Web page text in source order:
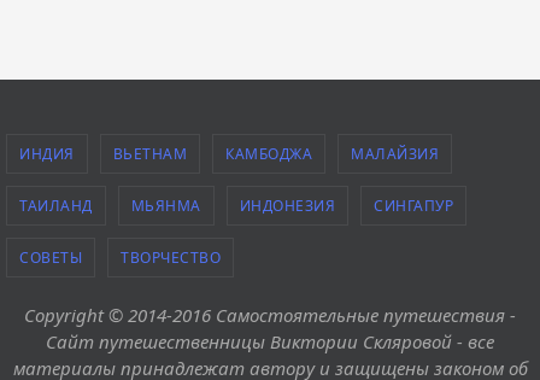
ИНДИЯ ВЬЕТНАМ КАМБОДЖА МАЛАЙЗИЯ
ТАИЛАНД МЬЯНМА ИНДОНЕЗИЯ СИНГАПУР
СОВЕТЫ ТВОРЧЕСТВО
Copyright © 2014-2016 Самостоятельные путешествия -
Сайт путешественницы Виктории Скляровой - все
материалы принадлежат автору и защищены законом об